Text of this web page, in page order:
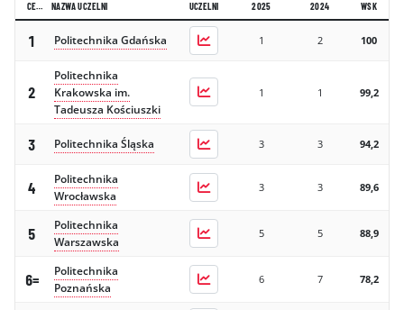
CE
2026
NAZWA UCZELNI
UCZELNI
2025
2024
WSK
1 Politechnika Gdańska 1 2 100
2
Politechnika
Krakowska im.
Tadeusza Kościuszki
1 1 99,2
3 Politechnika Śląska 3 3 94,2
4
Politechnika
Wrocławska
3 3 89,6
5
Politechnika
Warszawska
5 5 88,9
6=
Politechnika
Poznańska
6 7 78,2